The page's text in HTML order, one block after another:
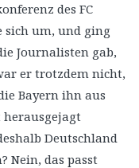
des FC
sich um, und ging
Journalisten gab,
er trotzdem nicht,
Bayern ihn aus
herausgejagt
Deutschland
Nein, das passt